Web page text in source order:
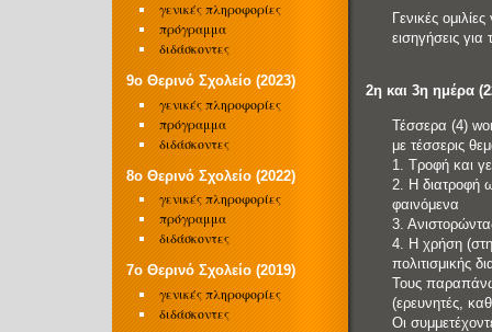
Γενικές
εισηγήσεις
2η και 3η ημέρα
Τέσσερα (4)
με τέσσερις
1. Τροφή και
2. Η διατροφή
φαινόμενα
3.
4. Η χρήση
πολιτισμικής
Τους παραπάνω
(ερευνητές,
Οι
γενικές πληροφορίες
πρόγραμμα
διδάσκοντες
9o Θερινό Σχολείο (2023)
γενικές πληροφορίες
πρόγραμμα
διδάσκοντες
8o Θερινό Σχολείο (2022)
γενικές πληροφορίες
πρόγραμμα
διδάσκοντες
7o Θερινό Σχολείο (2019)
γενικές πληροφορίες
διδάσκοντες